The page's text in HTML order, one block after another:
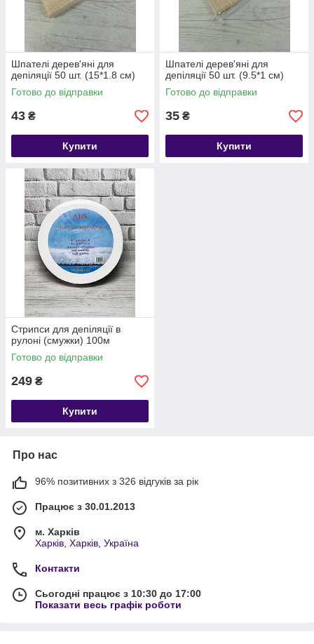
Шпателі дерев'яні для
депіляції 50 шт. (15*1.8 см)
Готово до відправки
43 ₴
Купити
Шпателі дерев'яні для
депіляції 50 шт. (9.5*1 см)
Готово до відправки
35 ₴
Купити
Стрипси для депіляції в
рулоні (смужки) 100м
Готово до відправки
249 ₴
Купити
Про нас
96% позитивних з 326 відгуків за рік
Працює з 30.01.2013
м. Харків
Харків, Харків, Україна
Контакти
Сьогодні працює з 10:30 до 17:00
Показати весь графік роботи